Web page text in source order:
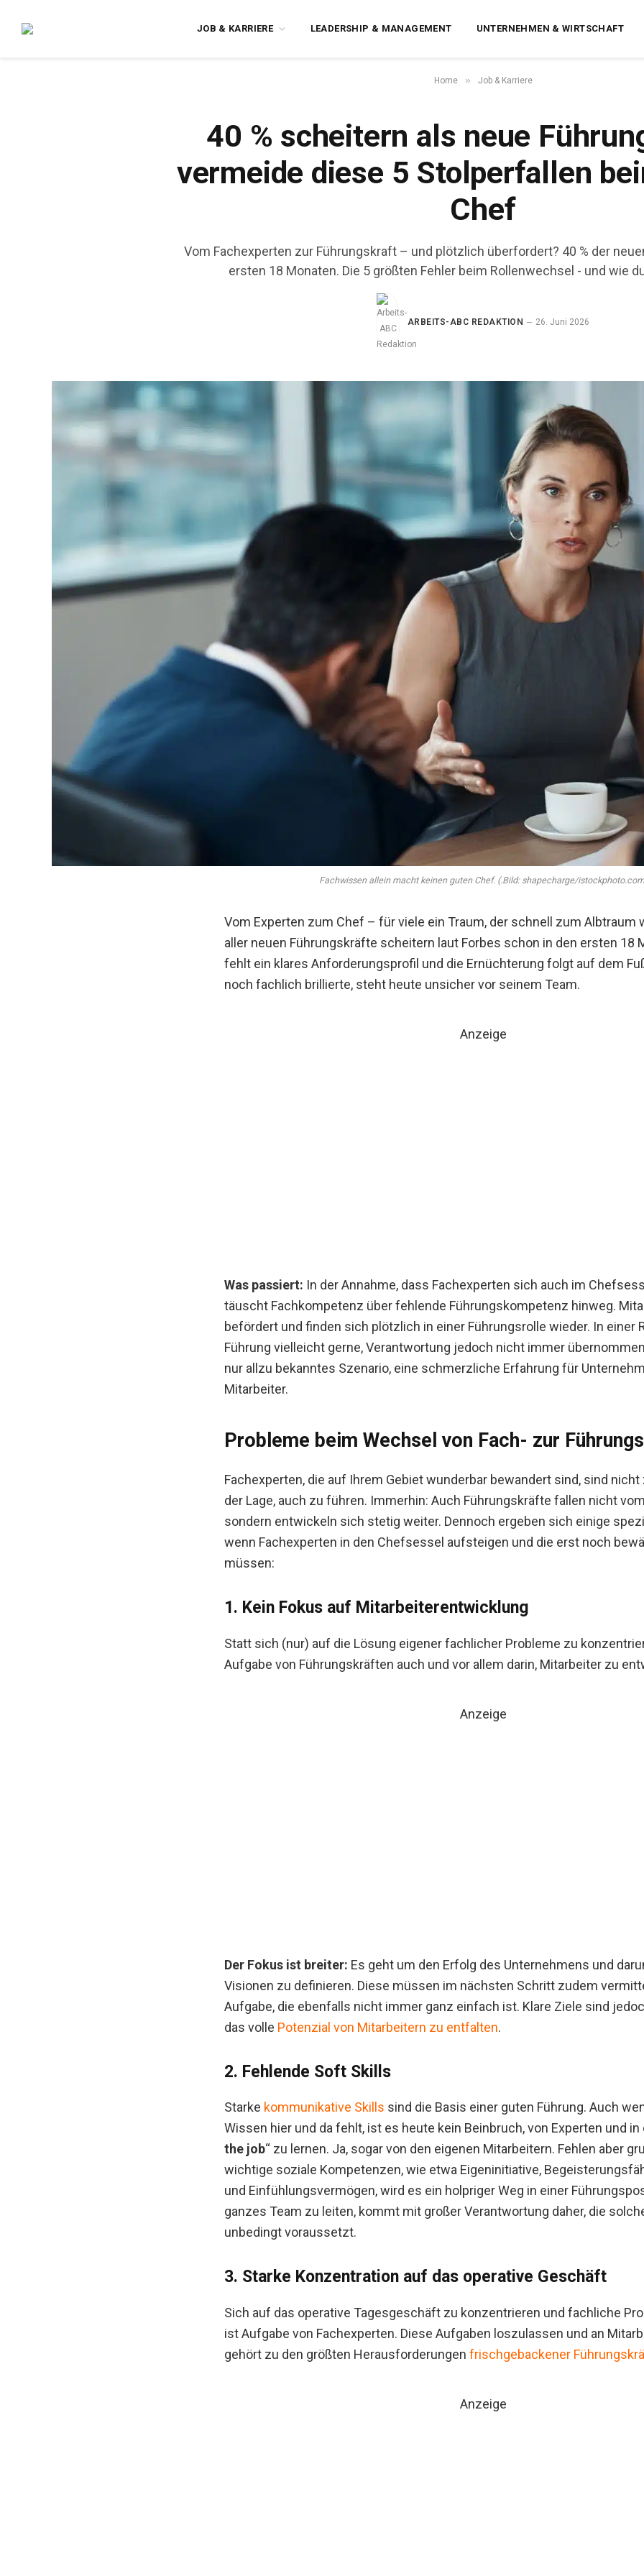
JOB & KARRIERE LEADERSHIP & MANAGEMENT UNTERNEHMEN & WIRTSCHAFT
Home » Job & Karriere
40 % scheitern als neue
vermeide diese 5 Stolperfallen
Chef
Vom Fachexperten zur Führungskraft – und plötzlich überfordert? 40 % der
ersten 18 Monaten. Die 5 größten Fehler beim Rollenwechsel - und wie
ARBEITS-ABC REDAKTION 26. Juni 2026
Fachwissen allein macht keinen guten Chef. (.Bild: shapecharge/
Vom Experten zum Chef – für viele ein Traum, der schnell zum Albtraum
aller neuen Führungskräfte scheitern laut Forbes schon in den ersten 18
fehlt ein klares Anforderungsprofil und die Ernüchterung folgt auf dem
noch fachlich brillierte, steht heute unsicher vor seinem Team.
Anzeige
Was passiert: In der Annahme, dass Fachexperten sich auch im
täuscht Fachkompetenz über fehlende Führungskompetenz hinweg.
befördert und finden sich plötzlich in einer Führungsrolle wieder. In einer
Führung vielleicht gerne, Verantwortung jedoch nicht immer
nur allzu bekanntes Szenario, eine schmerzliche Erfahrung für
Mitarbeiter.
Probleme beim Wechsel von Fach- zur
Fachexperten, die auf Ihrem Gebiet wunderbar bewandert sind, sind
der Lage, auch zu führen. Immerhin: Auch Führungskräfte fallen nicht
sondern entwickeln sich stetig weiter. Dennoch ergeben sich einige
wenn Fachexperten in den Chefsessel aufsteigen und die erst noch
müssen:
1. Kein Fokus auf Mitarbeiterentwicklung
Statt sich (nur) auf die Lösung eigener fachlicher Probleme zu
Aufgabe von Führungskräften auch und vor allem darin, Mitarbeiter zu
Anzeige
Der Fokus ist breiter: Es geht um den Erfolg des Unternehmens und
Visionen zu definieren. Diese müssen im nächsten Schritt zudem
Aufgabe, die ebenfalls nicht immer ganz einfach ist. Klare Ziele sind
das volle Potenzial von Mitarbeitern zu entfalten.
2. Fehlende Soft Skills
Starke kommunikative Skills sind die Basis einer guten Führung. Auch
Wissen hier und da fehlt, ist es heute kein Beinbruch, von Experten und in
the job“ zu lernen. Ja, sogar von den eigenen Mitarbeitern. Fehlen aber
wichtige soziale Kompetenzen, wie etwa Eigeninitiative,
und Einfühlungsvermögen, wird es ein holpriger Weg in einer
ganzes Team zu leiten, kommt mit großer Verantwortung daher, die
unbedingt voraussetzt.
3. Starke Konzentration auf das operative Geschäft
Sich auf das operative Tagesgeschäft zu konzentrieren und fachliche
ist Aufgabe von Fachexperten. Diese Aufgaben loszulassen und an
gehört zu den größten Herausforderungen frischgebackener
Anzeige